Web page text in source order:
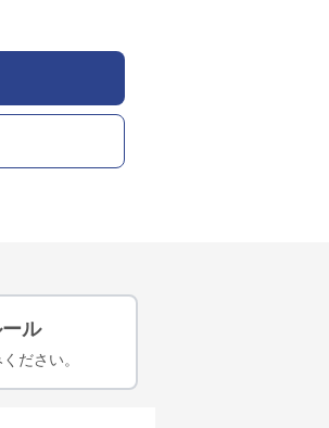
ル
ださい。